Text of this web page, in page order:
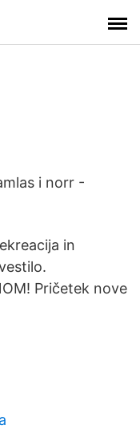
i norr -
in
Pričetek nove